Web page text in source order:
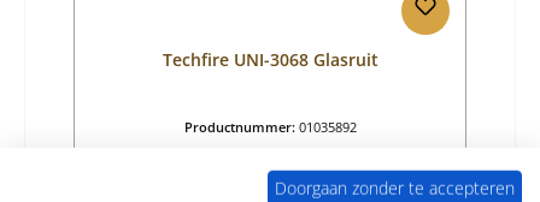
Techfire UNI-3068 Glasruit
Productnummer: 01035892
Doorgaan zonder te accepteren